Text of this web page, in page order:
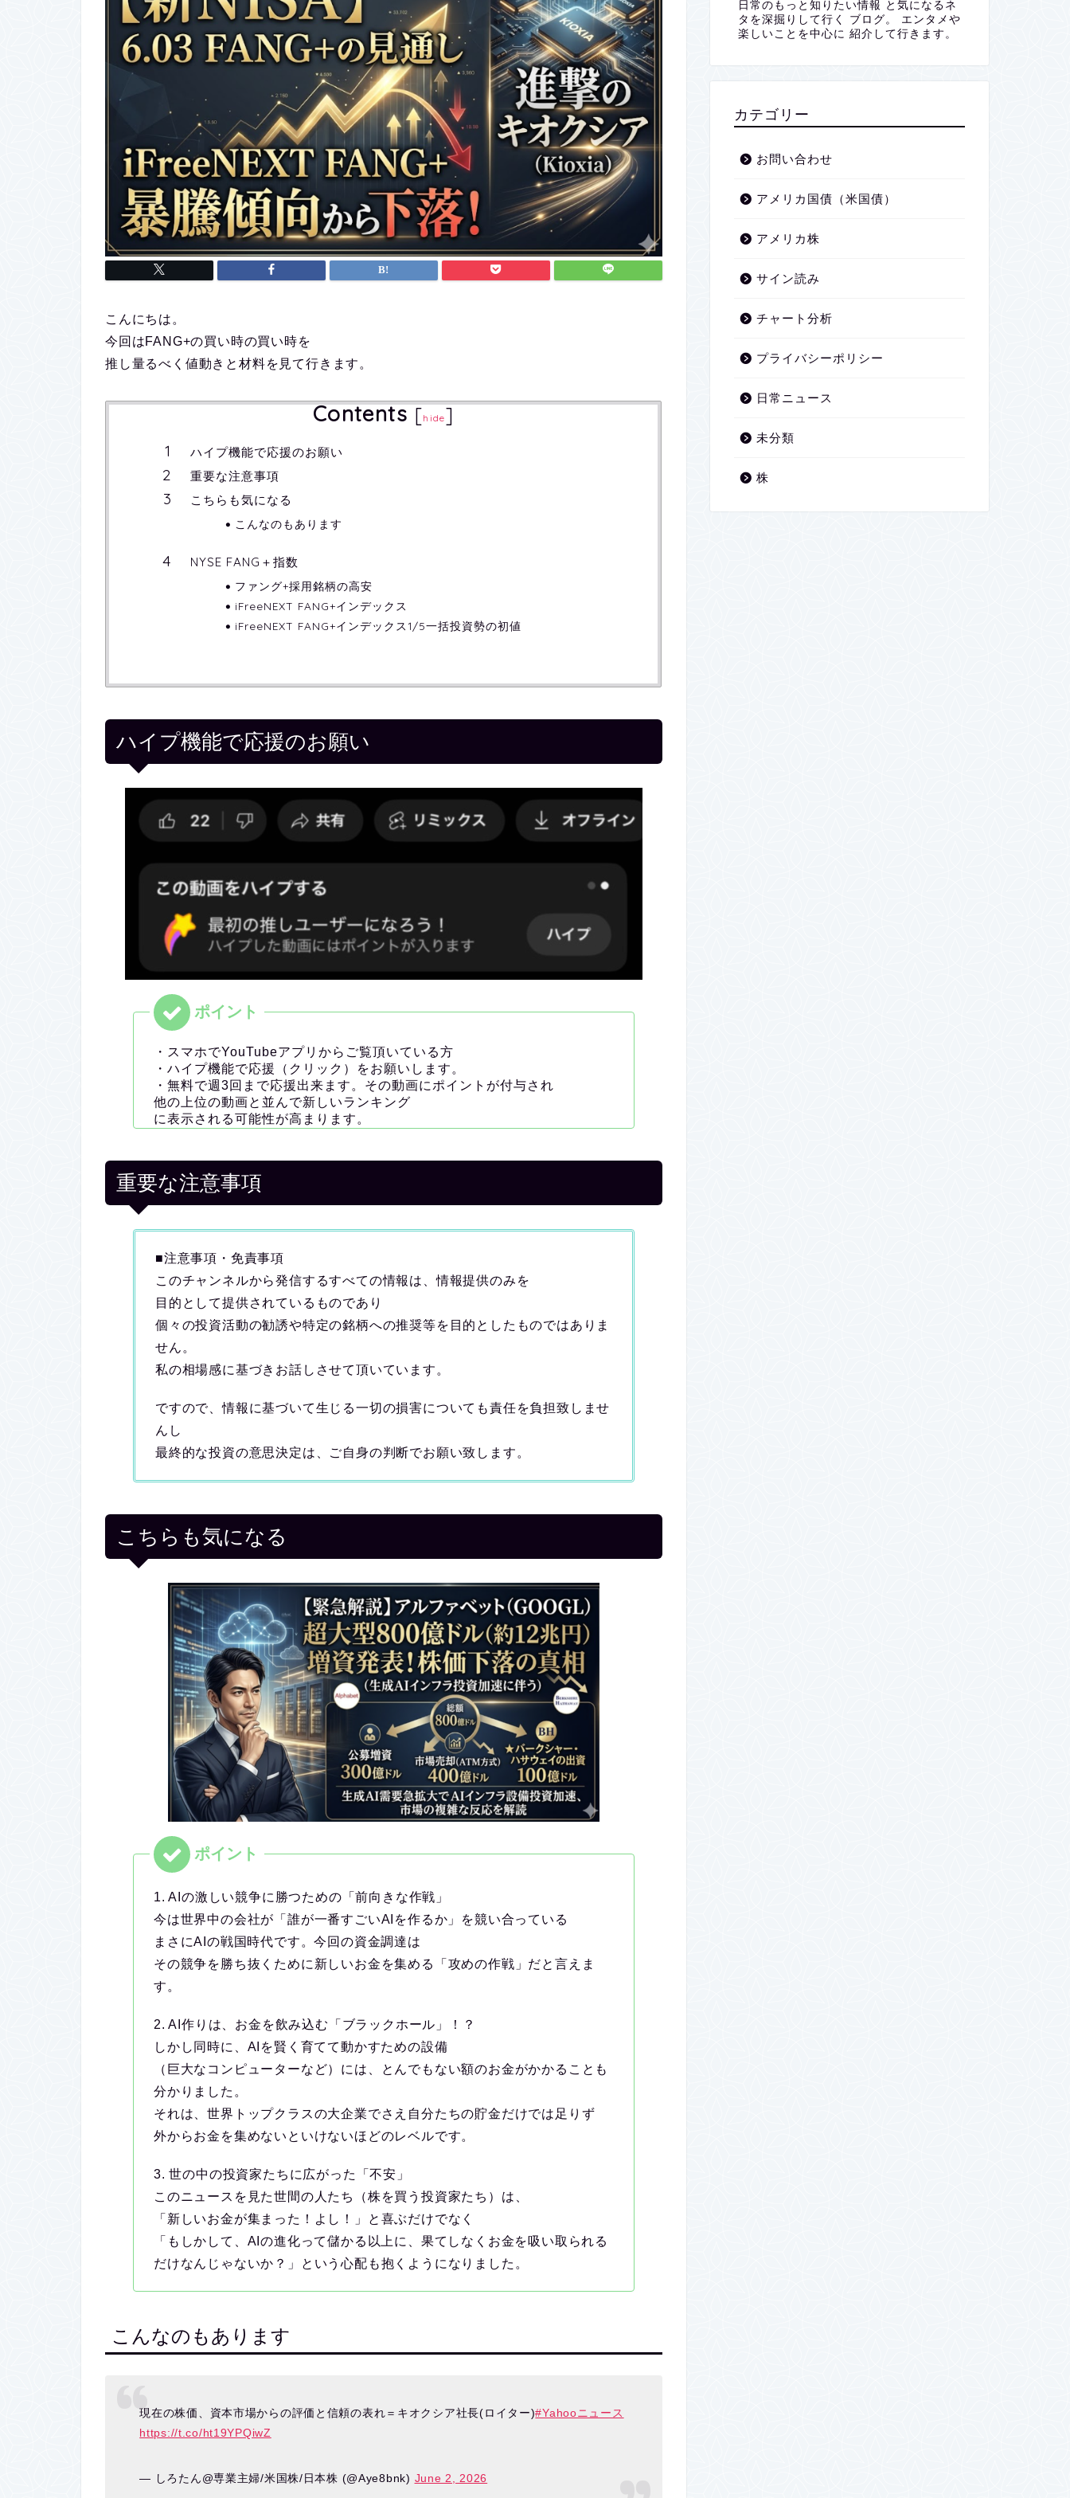
こんにちは。
今回はFANG+の買い時の買い時を
推し量るべく値動きと材料を見て行きます。
Contents [hide]
ハイプ機能で応援のお願い
重要な注意事項
こちらも気になる
こんなのもあります
NYSE FANG＋指数
ファング+採用銘柄の高安
iFreeNEXT FANG+インデックス
iFreeNEXT FANG+インデックス1/5一括投資勢の初値
ハイプ機能で応援のお願い
・スマホでYouTubeアプリからご覧頂いている方
・ハイプ機能で応援（クリック）をお願いします。
・無料で週3回まで応援出来ます。 その動画にポイントが付与され
他の上位の動画と並んで新しいランキング
に表示される可能性が高まります。
重要な注意事項
■注意事項・免責事項
このチャンネルから発信するすべての情報は、情報提供のみを
目的として提供されているものであり
個々の投資活動の勧誘や特定の銘柄への推奨等を目的としたものではありま
せん。
私の相場感に基づきお話しさせて頂いています。
ですので、情報に基づいて生じる一切の損害についても責任を負担致しませ
んし
最終的な投資の意思決定は、ご自身の判断でお願い致します。
こちらも気になる
1. AIの激しい競争に勝つための「前向きな作戦」
今は世界中の会社が「誰が一番すごいAIを作るか」を競い合っている
まさにAIの戦国時代です。今回の資金調達は
その競争を勝ち抜くために新しいお金を集める「攻めの作戦」だと言えま
す。
2. AI作りは、お金を飲み込む「ブラックホール」！？
しかし同時に、AIを賢く育てて動かすための設備
（巨大なコンピューターなど）には、とんでもない額のお金がかかることも
分かりました。
それは、世界トップクラスの大企業でさえ自分たちの貯金だけでは足りず
外からお金を集めないといけないほどのレベルです。
3. 世の中の投資家たちに広がった「不安」
このニュースを見た世間の人たち（株を買う投資家たち）は、
「新しいお金が集まった！よし！」と喜ぶだけでなく
「もしかして、AIの進化って儲かる以上に、果てしなくお金を吸い取られる
だけなんじゃないか？」という心配も抱くようになりました。
こんなのもあります
現在の株価、資本市場からの評価と信頼の表れ＝キオクシア社長(ロイター)#Yahooニュース
https://t.co/ht19YPQiwZ
— しろたん@専業主婦/米国株/日本株 (@Aye8bnk) June 2, 2026
日常のもっと知りたい情報 と気になるネ
タを深掘りして行く ブログ。 エンタメや
楽しいことを中心に 紹介して行きます。
カテゴリー
お問い合わせ
アメリカ国債（米国債）
アメリカ株
サイン読み
チャート分析
プライバシーポリシー
日常ニュース
未分類
株